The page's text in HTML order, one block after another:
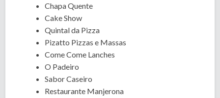
Chapa Quente
Cake Show
Quintal da Pizza
Pizatto Pizzas e Massas
Come Come Lanches
O Padeiro
Sabor Caseiro
Restaurante Manjerona